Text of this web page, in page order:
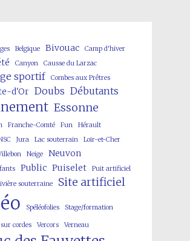
Belgique Bivouac Camp d'hiver
Canyon Causse du Larzac
sportif
Combes aux Prêtres
d'Or Doubs Débutants
Essonne
Franche-Comté Fun
Hérault
Jura Lac souterrain Loir-et-Cher
Neige Neuvon
Public Puiselet
Puit artificiel
souterraine Site artificiel
Spéléofolies Stage/formation
cordes Vercors Verneau